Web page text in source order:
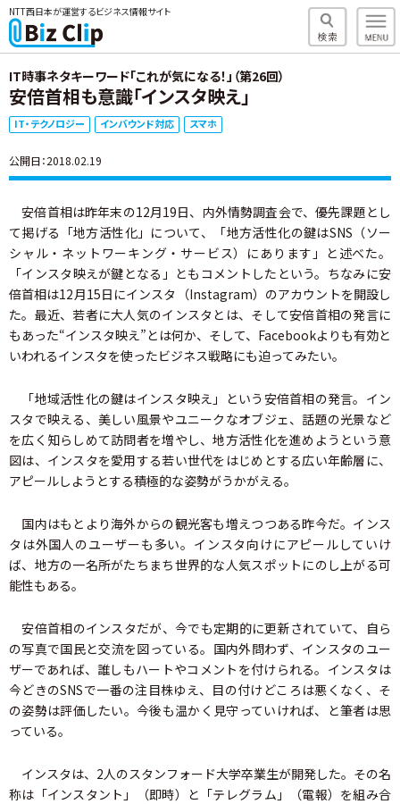
NTT西日本が運営するビジネス情報サイト
IT時事ネタキーワード「これが気になる！」（第26回）
安倍首相も意識「インスタ映え」
IT・テクノロジー インバウンド対応 スマホ
公開日：2018.02.19
安倍首相は昨年末の12月19日、内外情勢調査会で、優先課題とし
て掲げる「地方活性化」について、「地方活性化の鍵はSNS（ソー
シャル・ネットワーキング・サービス）にあります」と述べた。
「インスタ映えが鍵となる」ともコメントしたという。ちなみに安
倍首相は12月15日にインスタ（Instagram）のアカウントを開設し
た。最近、若者に大人気のインスタとは、そして安倍首相の発言に
もあった“インスタ映え”とは何か、そして、Facebookよりも有効と
いわれるインスタを使ったビジネス戦略にも迫ってみたい。
「地域活性化の鍵はインスタ映え」という安倍首相の発言。イン
スタで映える、美しい風景やユニークなオブジェ、話題の光景など
を広く知らしめて訪問者を増やし、地方活性化を進めようという意
図は、インスタを愛用する若い世代をはじめとする広い年齢層に、
アピールしようとする積極的な姿勢がうかがえる。
国内はもとより海外からの観光客も増えつつある昨今だ。インス
タは外国人のユーザーも多い。インスタ向けにアピールしていけ
ば、地方の一名所がたちまち世界的な人気スポットにのし上がる可
能性もある。
安倍首相のインスタだが、今でも定期的に更新されていて、自ら
の写真で国民と交流を図っている。国内外問わず、インスタのユー
ザーであれば、誰しもハートやコメントを付けられる。インスタは
今どきのSNSで一番の注目株ゆえ、目の付けどころは悪くなく、そ
の姿勢は評価したい。今後も温かく見守っていければ、と筆者は思
っている。
インスタは、2人のスタンフォード大学卒業生が開発した。その名
称は「インスタント」（即時）と「テレグラム」（電報）を組み合